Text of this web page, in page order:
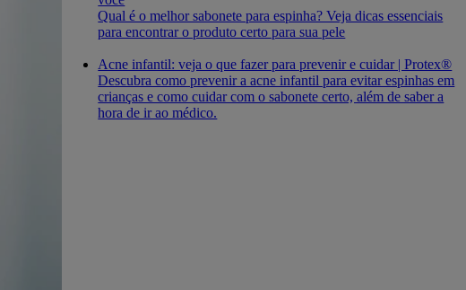
Qual é o melhor sabonete para espinha? Veja dicas essenciais
para encontrar o produto certo para sua pele
Acne infantil: veja o que fazer para prevenir e cuidar | Protex®
Descubra como prevenir a acne infantil para evitar espinhas em
crianças e como cuidar com o sabonete certo, além de saber a
hora de ir ao médico.